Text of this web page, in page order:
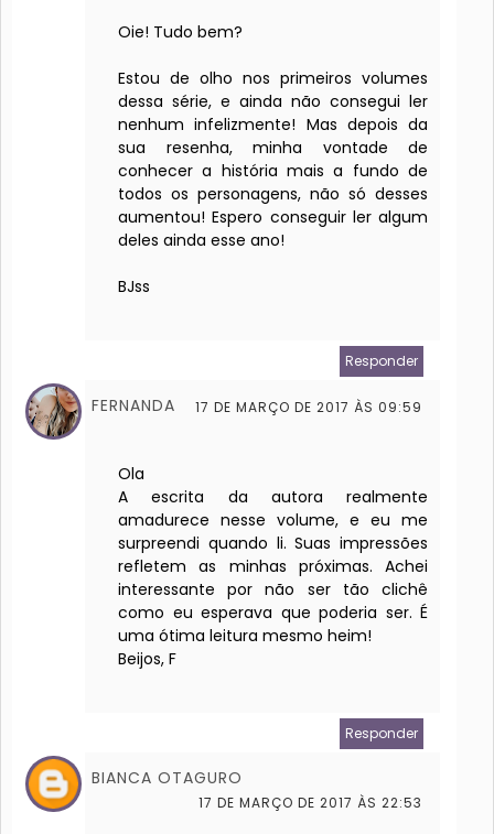
Oie! Tudo bem?
Estou de olho nos primeiros volumes
dessa série, e ainda não consegui ler
nenhum infelizmente! Mas depois da
sua resenha, minha vontade de
conhecer a história mais a fundo de
todos os personagens, não só desses
aumentou! Espero conseguir ler algum
deles ainda esse ano!
BJss
Responder
FERNANDA 17 DE MARÇO DE 2017 ÀS 09:59
Ola
A escrita da autora realmente
amadurece nesse volume, e eu me
surpreendi quando li. Suas impressões
refletem as minhas próximas. Achei
interessante por não ser tão clichê
como eu esperava que poderia ser. É
uma ótima leitura mesmo heim!
Beijos, F
Responder
BIANCA OTAGURO
17 DE MARÇO DE 2017 ÀS 22:53